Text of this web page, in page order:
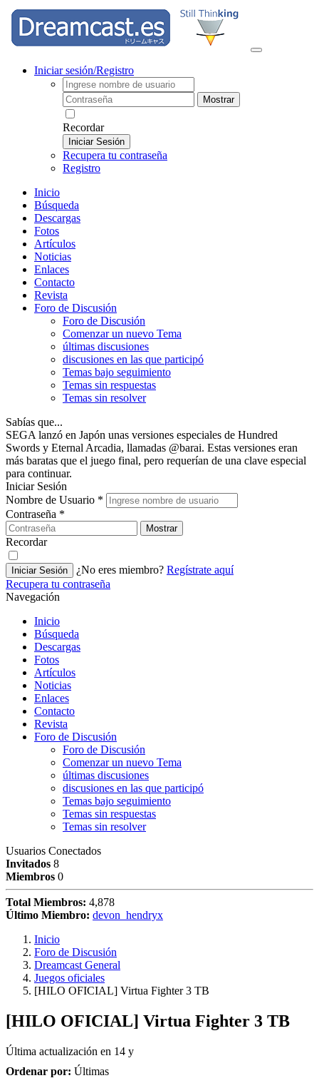
Iniciar sesión/Registro
Mostrar
Recordar
Iniciar Sesión
Recupera tu contraseña
Registro
Inicio
Búsqueda
Descargas
Fotos
Artículos
Noticias
Enlaces
Contacto
Revista
Foro de Discusión
Foro de Discusión
Comenzar un nuevo Tema
últimas discusiones
discusiones en las que participó
Temas bajo seguimiento
Temas sin respuestas
Temas sin resolver
Sabías que...
SEGA lanzó en Japón unas versiones especiales de Hundred
Swords y Eternal Arcadia, llamadas @barai. Estas versiones eran
más baratas que el juego final, pero requerían de una clave especial
para continuar.
Iniciar Sesión
Nombre de Usuario *
Contraseña *
Mostrar
Recordar
Iniciar Sesión ¿No eres miembro? Regístrate aquí
Recupera tu contraseña
Navegación
Inicio
Búsqueda
Descargas
Fotos
Artículos
Noticias
Enlaces
Contacto
Revista
Foro de Discusión
Foro de Discusión
Comenzar un nuevo Tema
últimas discusiones
discusiones en las que participó
Temas bajo seguimiento
Temas sin respuestas
Temas sin resolver
Usuarios Conectados
Invitados 8
Miembros 0
Total Miembros: 4,878
Último Miembro: devon_hendryx
Inicio
Foro de Discusión
Dreamcast General
Juegos oficiales
[HILO OFICIAL] Virtua Fighter 3 TB
[HILO OFICIAL] Virtua Fighter 3 TB
Última actualización en 14 y
Ordenar por: Últimas